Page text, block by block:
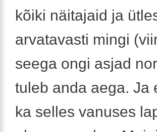
kõiki näitajaid ja
arvatavasti mingi
seega ongi asjad
tuleb anda aega. Ja
ka selles vanuses